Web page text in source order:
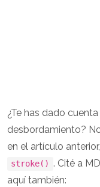
¿Te has dado
desbordamiento?
en el artículo
stroke() . Cité a
aquí también: